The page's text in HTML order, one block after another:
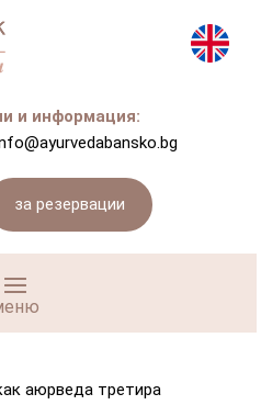
и информация:
за резервации
аюрведа третира